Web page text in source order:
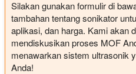
Silakan gunakan formulir di
tambahan tentang sonikator
aplikasi, dan harga. Kami akan
mendiskusikan proses MOF
menawarkan sistem ultrasonik
Anda!